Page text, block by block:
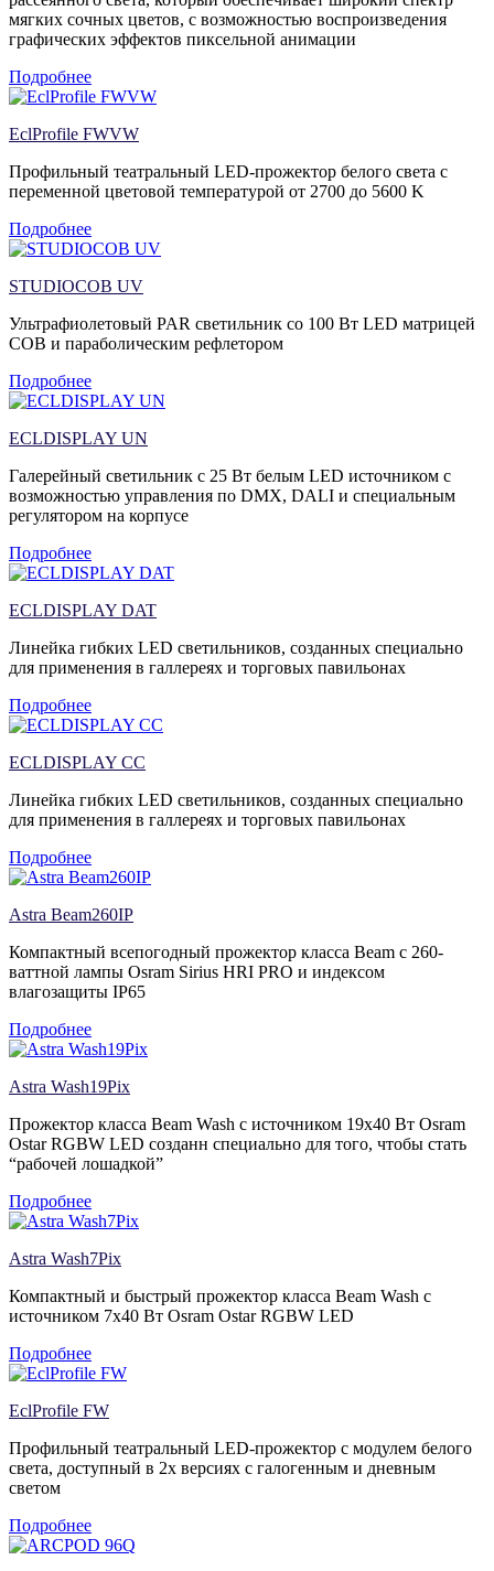
мягких сочных цветов, с возможностью воспроизведения
графических эффектов пиксельной анимации
Подробнее
EclProfile FWVW
Профильный театральный LED-прожектор белого света с
переменной цветовой температурой от 2700 до 5600 K
Подробнее
STUDIOCOB UV
Ультрафиолетовый PAR светильник со 100 Вт LED матрицей
COB и параболическим рефлетором
Подробнее
ECLDISPLAY UN
Галерейный светильник с 25 Вт белым LED источником с
возможностью управления по DMX, DALI и специальным
регулятором на корпусе
Подробнее
ECLDISPLAY DAT
Линейка гибких LED светильников, созданных специально
для применения в галлереях и торговых павильонах
Подробнее
ECLDISPLAY CC
Линейка гибких LED светильников, созданных специально
для применения в галлереях и торговых павильонах
Подробнее
Astra Beam260IP
Компактный всепогодный прожектор класса Beam с 260-
ваттной лампы Osram Sirius HRI PRO и индексом
влагозащиты IP65
Подробнее
Astra Wash19Pix
Прожектор класса Beam Wash с источником 19х40 Вт Osram
Ostar RGBW LED созданн специально для того, чтобы стать
“рабочей лошадкой”
Подробнее
Astra Wash7Pix
Компактный и быстрый прожектор класса Beam Wash с
источником 7х40 Вт Osram Ostar RGBW LED
Подробнее
EclProfile FW
Профильный театральный LED-прожектор с модулем белого
света, доступный в 2х версиях с галогенным и дневным
светом
Подробнее